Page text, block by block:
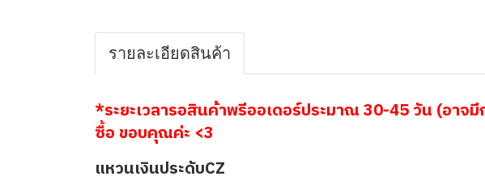
รายละเอียดสินค้า
*ระยะเวลารอสินค้าพรีออเดอร์ประมาณ 30-45 วัน (อา
ซื้อ ขอบคุณค่ะ <3
แหวนเงินประดับCZ